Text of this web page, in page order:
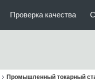
Проверка качества
Промышленный токарный